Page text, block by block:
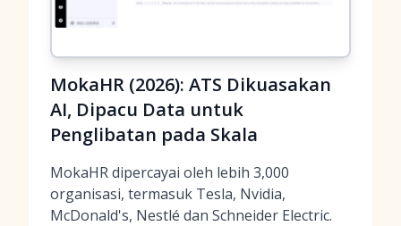
MokaHR (2026): ATS Dikuasakan
AI, Dipacu Data untuk
Penglibatan pada Skala
MokaHR dipercayai oleh lebih 3,000
organisasi, termasuk Tesla, Nvidia,
McDonald's, Nestlé dan Schneider Electric.